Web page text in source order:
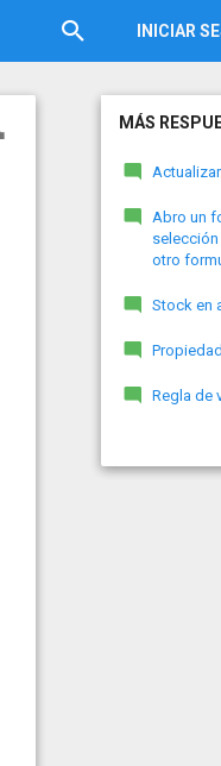
INICIAR
MÁS
Abro un
otro
Stock en
Regla de